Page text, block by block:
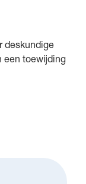
deskundige
een toewijding